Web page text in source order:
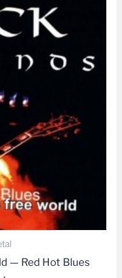
— Red Hot Blues